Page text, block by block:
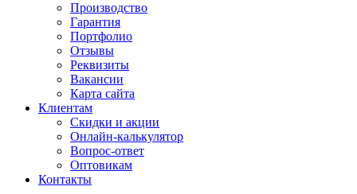
Производство
Гарантия
Портфолио
Отзывы
Реквизиты
Вакансии
Карта сайта
Клиентам
Скидки и акции
Онлайн-калькулятор
Вопрос-ответ
Оптовикам
Контакты